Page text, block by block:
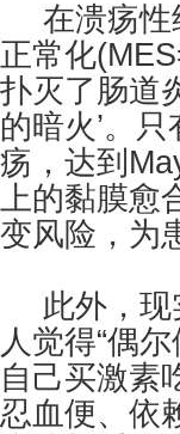
在溃疡
正常化
扑灭了肠道
的暗火’。
疡，达到
上的黏膜愈
变风险，为
此外，
人觉得“偶
自己买激素
忍血便、依